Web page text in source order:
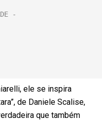
ele se inspira
de Daniele Scalise,
que também